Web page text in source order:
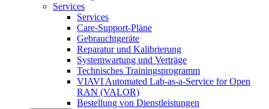
Services
Services
Care-Support-Pläne
Gebrauchtgeräte
Reparatur und Kalibrierung
Systemwartung und Verträge
Technisches Trainingsprogramm
VIAVI Automated Lab-as-a-Service for Open
RAN (VALOR)
Bestellung von Dienstleistungen